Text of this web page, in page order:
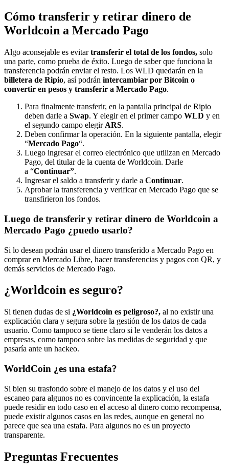
Cómo transferir y retirar dinero de
Worldcoin a Mercado Pago
Algo aconsejable es evitartransferir el total de los fondos, solo
una parte, como prueba de éxito. Luego de saber que funciona la
transferencia podrán enviar el resto. Los WLD quedarán en la
billetera de Ripio, así podrán intercambiar por Bitcoin o
convertir en pesos y transferir a Mercado Pago.
Para finalmente transferir, en la pantalla principal de Ripio
deben darle a Swap. Y elegir en el primer campo WLD y en
el segundo campo elegir ARS.
Deben confirmar la operación. En la siguiente pantalla, elegir
“Mercado Pago“.
Luego ingresar el correo electrónico que utilizan en Mercado
Pago, del titular de la cuenta de Worldcoin. Darle
a “Continuar”.
Ingresar el saldo a transferir y darle a Continuar.
Aprobar la transferencia y verificar en Mercado Pago que se
transfirieron los fondos.
Luego de transferir y retirar dinero de Worldcoin a
Mercado Pago ¿puedo usarlo?
Si lo desean podrán usar el dinero transferido a Mercado Pago en
comprar en Mercado Libre, hacer transferencias y pagos con QR, y
demás servicios de Mercado Pago.
¿Worldcoin es seguro?
Si tienen dudas de si ¿Worldcoin es peligroso?, al no existir una
explicación clara y segura sobre la gestión de los datos de cada
usuario. Como tampoco se tiene claro si le venderán los datos a
empresas, como tampoco sobre las medidas de seguridad y que
pasaría ante un hackeo.
WorldCoin ¿es una estafa?
Si bien su trasfondo sobre el manejo de los datos y el uso del
escaneo para algunos no es convincente la explicación, la estafa
puede residir en todo caso en el acceso al dinero como recompensa,
puede existir algunos casos en las redes, aunque en general no
parece que sea una estafa. Para algunos no es un proyecto
transparente.
Preguntas Frecuentes